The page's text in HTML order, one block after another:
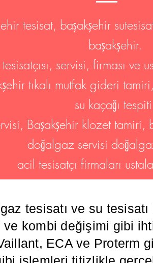
tesisat, başakşehir
başakşehir.
servisi, firması ve
tıkalı mutfak gideri
su kaçağı
Başakşehir klozet tamiri,
doğalgaz servisi
acil tesisatçı firmaları
tesisatı ve su
kombi değişimi gibi
ECA ve Proterm